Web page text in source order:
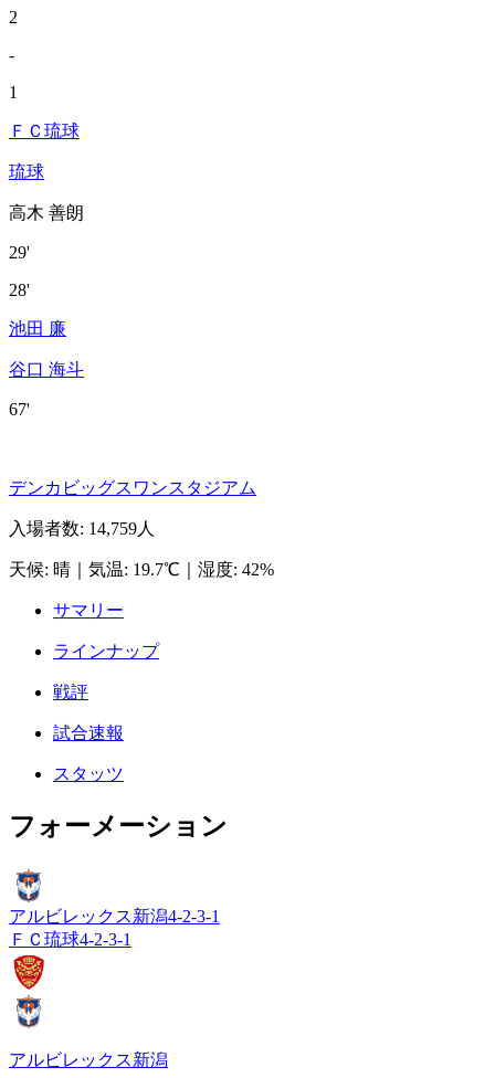
2
-
1
ＦＣ琉球
琉球
高木 善朗
29'
28'
池田 廉
谷口 海斗
67'
デンカビッグスワンスタジアム
入場者数: 14,759人
天候: 晴 気温: 19.7℃ 湿度: 42%
サマリー
ラインナップ
戦評
試合速報
スタッツ
フォーメーション
アルビレックス新潟4-2-3-1
ＦＣ琉球4-2-3-1
アルビレックス新潟